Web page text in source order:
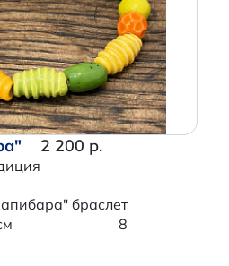
2 200 р.
браслет
8